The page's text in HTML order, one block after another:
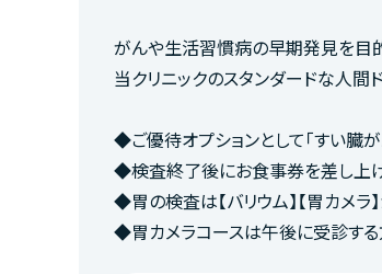
がんや生活習慣病の早期発見を目
当クリニックのスタンダードな人間
◆ご優待オプションとして「すい臓が
◆検査終了後にお食事券を差し上げ
◆胃の検査は【バリウム】【胃カメラ
◆胃カメラコースは午後に受診する